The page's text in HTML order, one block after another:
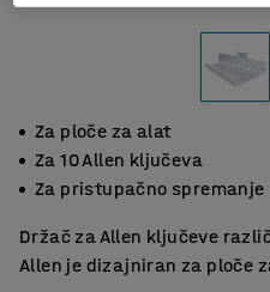
Za ploče za alat
Za 10 Allen ključeva
Za pristupačno spremanje
Držač za Allen ključeve
Allen je dizajniran za ploče